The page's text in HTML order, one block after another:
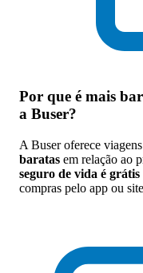
Por que é mais
a Buser?
A Buser oferece
baratas em relação ao
seguro de vida é
compras pelo app ou